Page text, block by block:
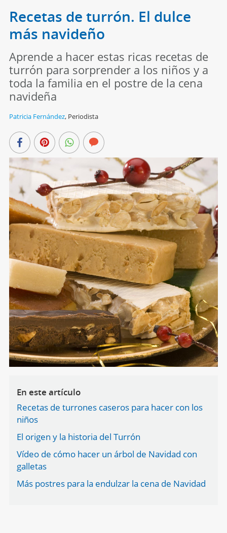
Recetas de turrón. El dulce
más navideño
Aprende a hacer estas ricas recetas de
turrón para sorprender a los niños y a
toda la familia en el postre de la cena
navideña
Patricia Fernández, Periodista
En este artículo
Recetas de turrones caseros para hacer con los
niños
El origen y la historia del Turrón
Vídeo de cómo hacer un árbol de Navidad con
galletas
Más postres para la endulzar la cena de Navidad